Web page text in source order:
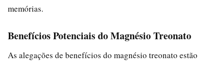
memórias.
Benefícios Potenciais do Magnésio Treonato
As alegações de benefícios do magnésio treonato estão